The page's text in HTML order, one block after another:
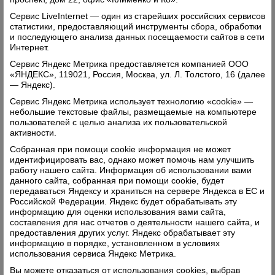
выписано. Даем сведения один раз в месяц в
Сокол и все. Ни тебе спасибо, ни замечаний...».
Кстати, о планах. Сейчас все реже звучит это
слово. Наверное, в эпоху частной собственности
и рыночной экономикион и не нужен? Хотя как
сказать. Вот и о том, как идет подписная
кампания в районе без плановых заданий узнать
что-либо сложно. Не говоря уж ни о чем
другом. Видимо, сколько выпишут изданий,
столько и хорошо. Легче сумки почтальонов.
Хотя сумки-то все равно легче не будут: им в
обязанности вменено продавать товар первой
необходимости. Вместе с газетами, редкими
письмами и журналами они несут подписчикам
и пачки стирального порошка, чая, печенья,
конфет и даже банки консервов, а они тяжелые.
Для одиноких, пожилых людей это благо. Они
Сервис LiveInternet — один из старейших российских сервисов
статистики, предоставляющий инструменты сбора, обработки
и последующего анализа данных посещаемости сайтов в сети
Интернет.
Сервис Яндекс Метрика предоставляется компанией ООО
«ЯНДЕКС», 119021, Россия, Москва, ул. Л. Толстого, 16 (далее
— Яндекс).
Сервис Яндекс Метрика использует технологию «cookie» —
небольшие текстовые файлы, размещаемые на компьютере
пользователей с целью анализа их пользовательской
активности.
Собранная при помощи cookie информация не может
идентифицировать вас, однако может помочь нам улучшить
работу нашего сайта. Информация об использовании вами
данного сайта, собранная при помощи cookie, будет
передаваться Яндексу и храниться на сервере Яндекса в ЕС и
Российской Федерации. Яндекс будет обрабатывать эту
информацию для оценки использования вами сайта,
составления для нас отчетов о деятельности нашего сайта, и
предоставления других услуг. Яндекс обрабатывает эту
информацию в порядке, установленном в условиях
использования сервиса Яндекс Метрика.
Вы можете отказаться от использования cookies, выбрав